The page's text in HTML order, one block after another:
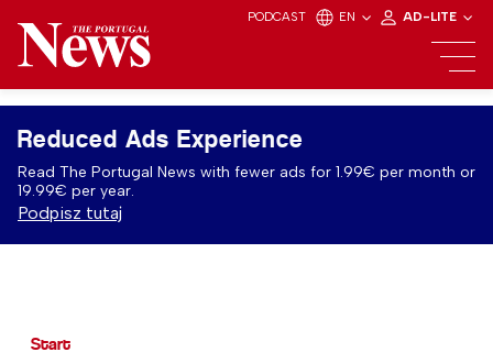
PODCAST EN AD-LITE
Reduced Ads Experience
Read The Portugal News with fewer ads for 1.99€ per month or
19.99€ per year.
Podpisz tutaj
Start